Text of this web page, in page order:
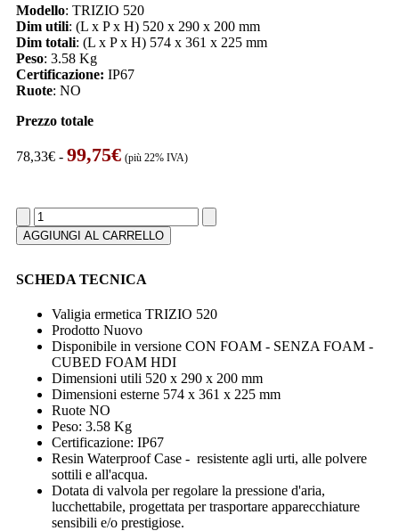
Modello: TRIZIO 520
Dim utili: (L x P x H) 520 x 290 x 200 mm
Dim totali: (L x P x H) 574 x 361 x 225 mm
Peso: 3.58 Kg
Certificazione: IP67
Ruote: NO
Prezzo totale
78,33€ - 99,75€Fascia
di
a
99,75€
(più 22% IVA)
TRIZIO
520
quantità
AGGIUNGI AL CARRELLO
SCHEDA TECNICA
Valigia ermetica TRIZIO 520
Prodotto Nuovo
Disponibile in versione CON FOAM - SENZA FOAM -
CUBED FOAM HDI
Dimensioni utili 520 x 290 x 200 mm
Dimensioni esterne 574 x 361 x 225 mm
Ruote NO
Peso: 3.58 Kg
Certificazione: IP67
Resin Waterproof Case - resistente agli urti, alle polvere
sottili e all'acqua.
Dotata di valvola per regolare la pressione d'aria,
lucchettabile, progettata per trasportare apparecchiature
sensibili e/o prestigiose.